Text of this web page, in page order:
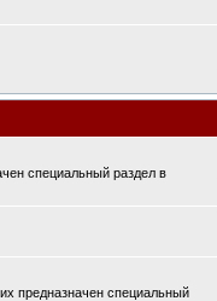
специальный раздел в
предназначен специальный